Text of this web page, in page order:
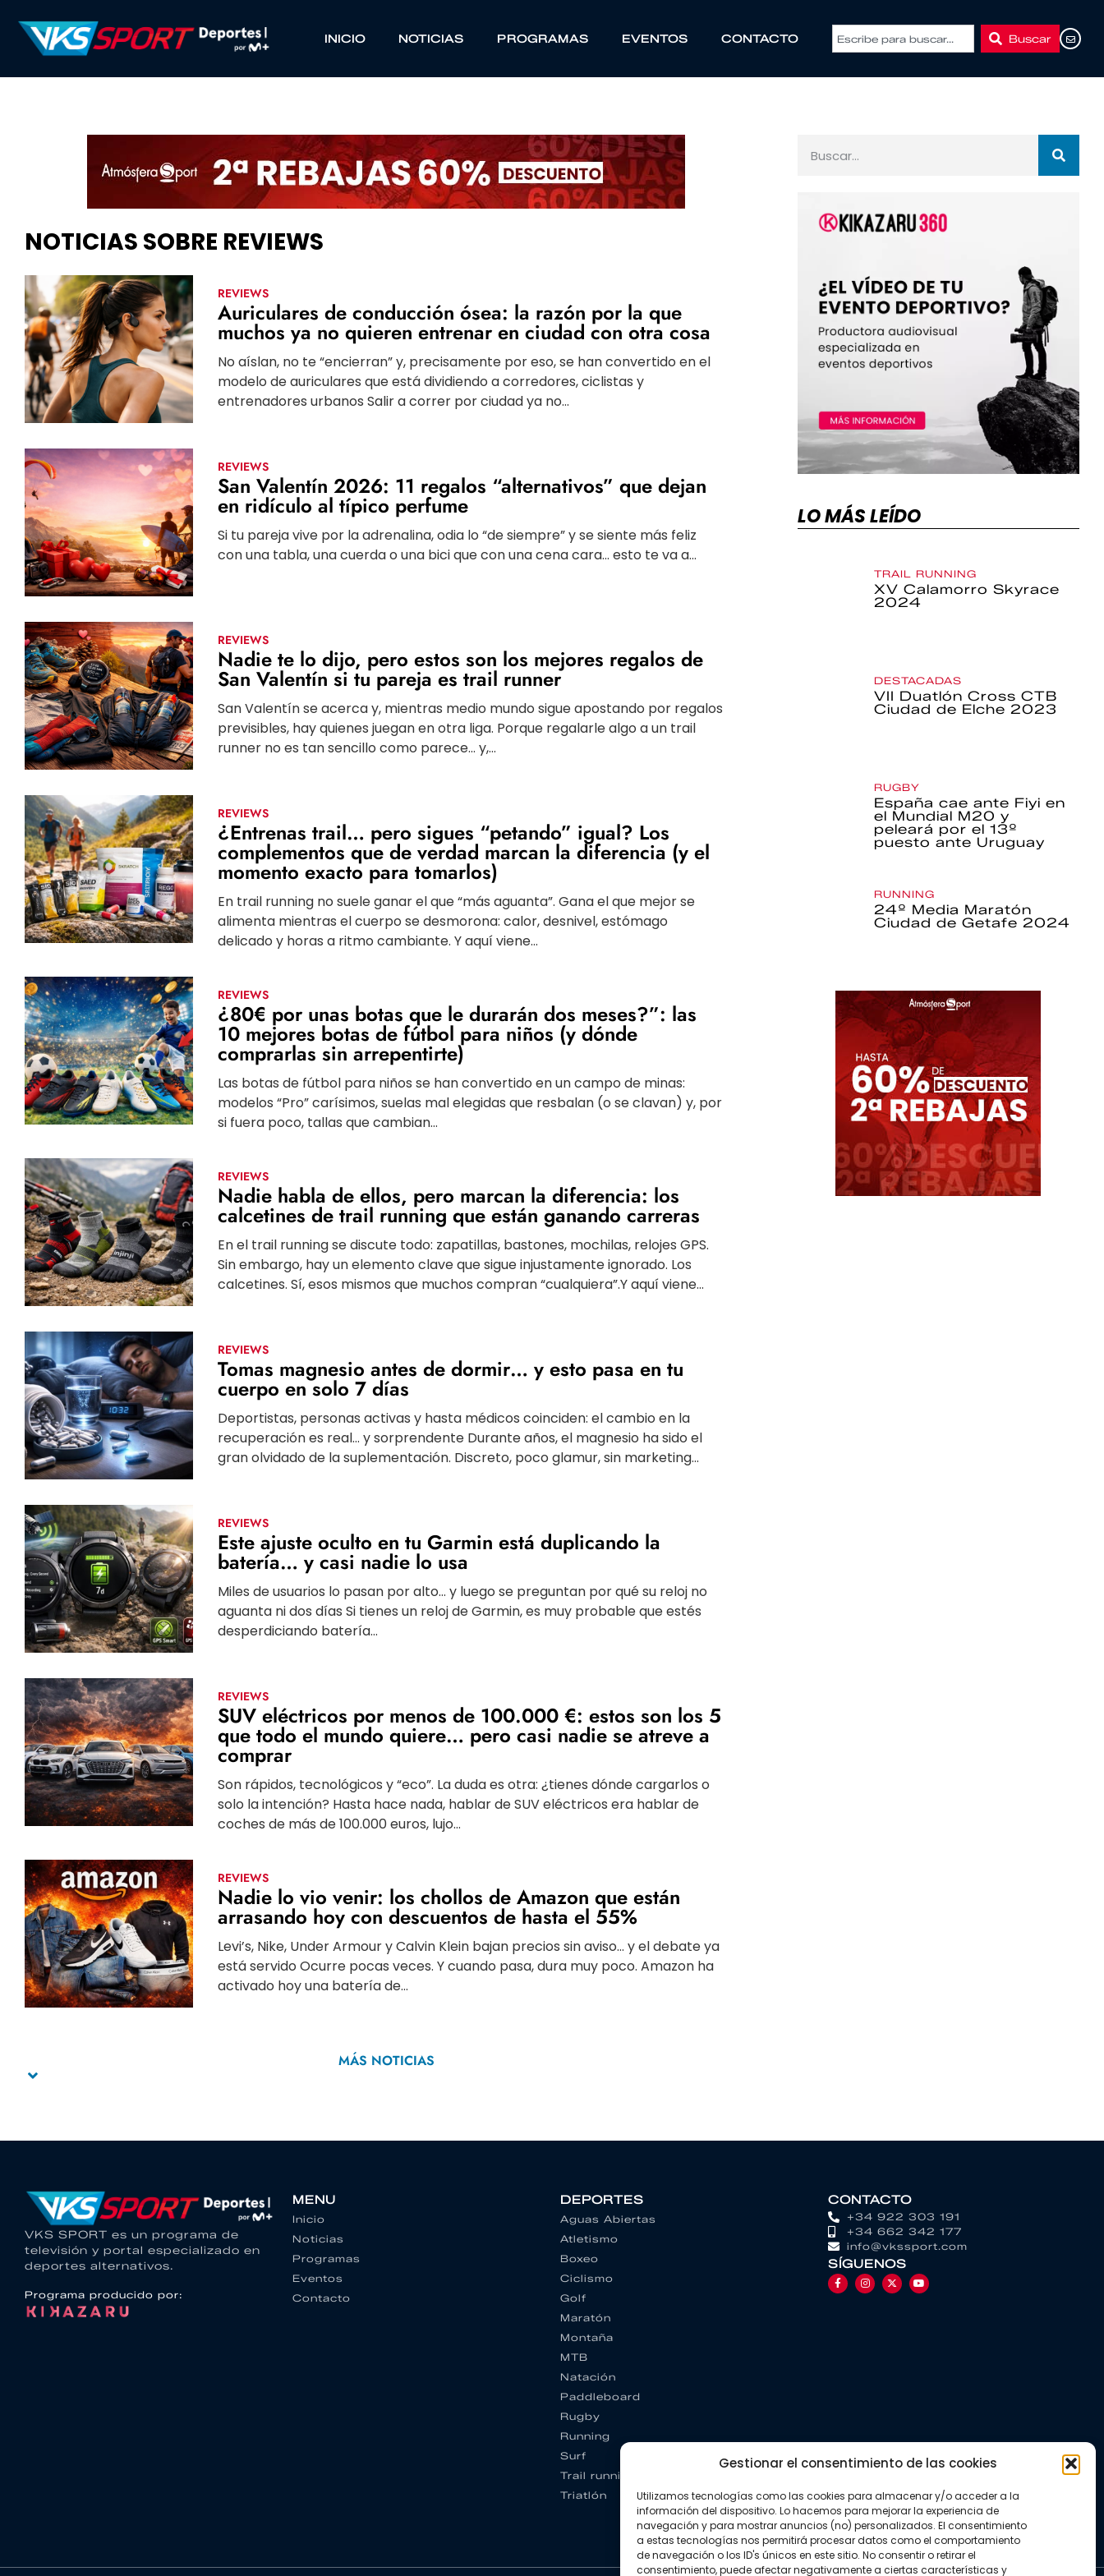
Gestionar el consentimiento de las cookies
Utilizamos tecnologías como las cookies para almacenar y/o acceder a la
información del dispositivo. Lo hacemos para mejorar la experiencia de
navegación y para mostrar anuncios (no) personalizados. El consentimiento
a estas tecnologías nos permitirá procesar datos como el comportamiento
de navegación o los ID's únicos en este sitio. No consentir o retirar el
consentimiento, puede afectar negativamente a ciertas características y
INICIO NOTICIAS PROGRAMAS EVENTOS CONTACTO Buscar
NOTICIAS SOBRE REVIEWS
REVIEWS
Auriculares de conducción ósea: la razón por la que
muchos ya no quieren entrenar en ciudad con otra cosa
No aíslan, no te “encierran” y, precisamente por eso, se han convertido en el
modelo de auriculares que está dividiendo a corredores, ciclistas y
entrenadores urbanos Salir a correr por ciudad ya no...
REVIEWS
San Valentín 2026: 11 regalos “alternativos” que dejan
en ridículo al típico perfume
Si tu pareja vive por la adrenalina, odia lo “de siempre” y se siente más feliz
con una tabla, una cuerda o una bici que con una cena cara… esto te va a...
REVIEWS
Nadie te lo dijo, pero estos son los mejores regalos de
San Valentín si tu pareja es trail runner
San Valentín se acerca y, mientras medio mundo sigue apostando por regalos
previsibles, hay quienes juegan en otra liga. Porque regalarle algo a un trail
runner no es tan sencillo como parece… y,...
REVIEWS
¿Entrenas trail… pero sigues “petando” igual? Los
complementos que de verdad marcan la diferencia (y el
momento exacto para tomarlos)
En trail running no suele ganar el que “más aguanta”. Gana el que mejor se
alimenta mientras el cuerpo se desmorona: calor, desnivel, estómago
delicado y horas a ritmo cambiante. Y aquí viene...
REVIEWS
¿80€ por unas botas que le durarán dos meses?”: las
10 mejores botas de fútbol para niños (y dónde
comprarlas sin arrepentirte)
Las botas de fútbol para niños se han convertido en un campo de minas:
modelos “Pro” carísimos, suelas mal elegidas que resbalan (o se clavan) y, por
si fuera poco, tallas que cambian...
REVIEWS
Nadie habla de ellos, pero marcan la diferencia: los
calcetines de trail running que están ganando carreras
En el trail running se discute todo: zapatillas, bastones, mochilas, relojes GPS.
Sin embargo, hay un elemento clave que sigue injustamente ignorado. Los
calcetines. Sí, esos mismos que muchos compran “cualquiera”.Y aquí viene...
REVIEWS
Tomas magnesio antes de dormir… y esto pasa en tu
cuerpo en solo 7 días
Deportistas, personas activas y hasta médicos coinciden: el cambio en la
recuperación es real… y sorprendente Durante años, el magnesio ha sido el
gran olvidado de la suplementación. Discreto, poco glamur, sin marketing...
REVIEWS
Este ajuste oculto en tu Garmin está duplicando la
batería… y casi nadie lo usa
Miles de usuarios lo pasan por alto… y luego se preguntan por qué su reloj no
aguanta ni dos días Si tienes un reloj de Garmin, es muy probable que estés
desperdiciando batería...
REVIEWS
SUV eléctricos por menos de 100.000 €: estos son los 5
que todo el mundo quiere… pero casi nadie se atreve a
comprar
Son rápidos, tecnológicos y “eco”. La duda es otra: ¿tienes dónde cargarlos o
solo la intención? Hasta hace nada, hablar de SUV eléctricos era hablar de
coches de más de 100.000 euros, lujo...
REVIEWS
Nadie lo vio venir: los chollos de Amazon que están
arrasando hoy con descuentos de hasta el 55%
Levi’s, Nike, Under Armour y Calvin Klein bajan precios sin aviso… y el debate ya
está servido Ocurre pocas veces. Y cuando pasa, dura muy poco. Amazon ha
activado hoy una batería de...
MÁS NOTICIAS
LO MÁS LEÍDO
TRAIL RUNNING
XV Calamorro Skyrace
2024
DESTACADAS
VII Duatlón Cross CTB
Ciudad de Elche 2023
RUGBY
España cae ante Fiyi en
el Mundial M20 y
peleará por el 13º
puesto ante Uruguay
RUNNING
24º Media Maratón
Ciudad de Getafe 2024
VKS SPORT es un programa de
televisión y portal especializado en
deportes alternativos.
Programa producido por:
MENU
Inicio
Noticias
Programas
Eventos
Contacto
DEPORTES
Aguas Abiertas
Atletismo
Boxeo
Ciclismo
Golf
Maratón
Montaña
MTB
Natación
Paddleboard
Rugby
Running
Surf
Trail running
Triatlón
CONTACTO
+34 922 303 191
+34 662 342 177
info@vkssport.com
SÍGUENOS